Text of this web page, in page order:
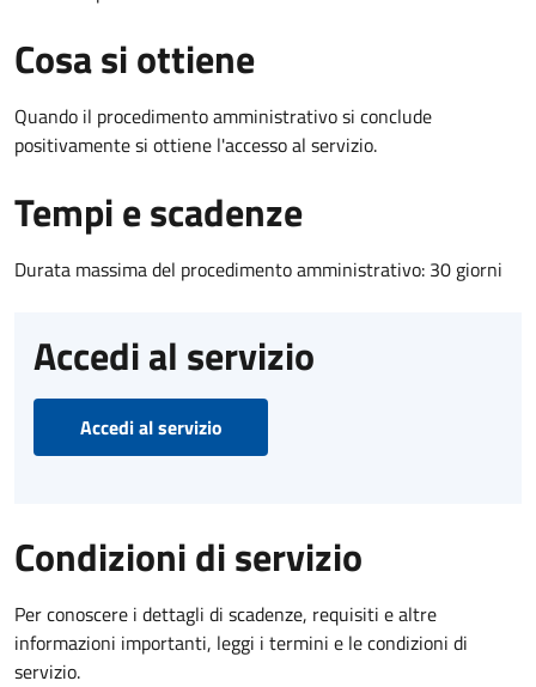
Cosa si ottiene
Quando il procedimento amministrativo si conclude
positivamente si ottiene l'accesso al servizio.
Tempi e scadenze
Durata massima del procedimento amministrativo: 30 giorni
Accedi al servizio
Accedi al servizio
Condizioni di servizio
Per conoscere i dettagli di scadenze, requisiti e altre
informazioni importanti, leggi i termini e le condizioni di
servizio.